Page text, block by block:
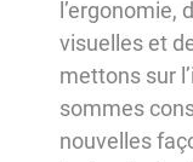
l’ergonomie,
visuelles et
mettons sur
sommes
nouvelles